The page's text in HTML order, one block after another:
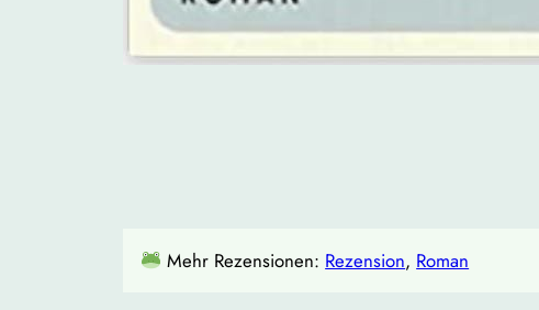
Mehr Rezensionen: Rezension, Roman